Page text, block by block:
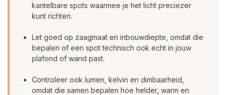
kantelbare spots waarmee je het licht preciezer
kunt richten.
Let goed op zaagmaat en inbouwdiepte, omdat die
bepalen of een spot technisch ook echt in jouw
plafond of wand past.
Controleer ook lumen, kelvin en dimbaarheid,
omdat die samen bepalen hoe helder, warm en